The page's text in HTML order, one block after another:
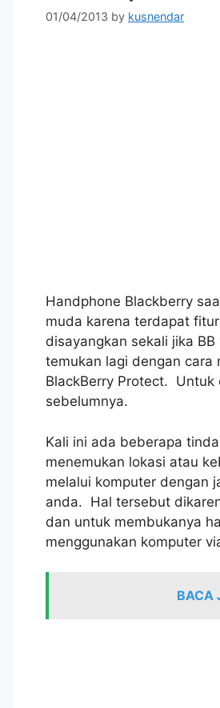
01/04/2013 by kusnendar
Handphone Blackberry
muda karena terdapat
disayangkan sekali jika
temukan lagi dengan cara
BlackBerry Protect.
sebelumnya.
Kali ini ada beberapa
menemukan lokasi atau
melalui komputer dengan
anda. Hal tersebut
dan untuk membukanya
menggunakan komputer
BACA